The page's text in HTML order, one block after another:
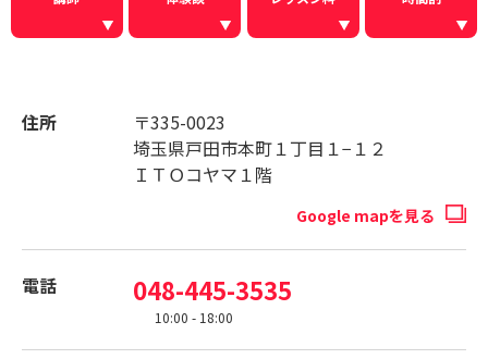
住所
〒335-0023
埼玉県戸田市本町１丁目１−１２
ＩＴＯコヤマ１階
Google mapを見る
電話 048-445-3535
10:00 - 18:00